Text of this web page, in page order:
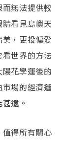
無法提供較
看見島嶼天
，更投偏愛
世界的方法
花學運後的
場的經濟邏
遠。
得所有關心